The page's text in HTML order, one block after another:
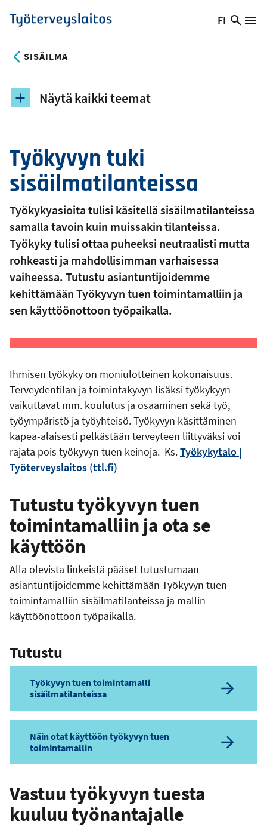
Hyppää
pääsisältöön
Työterveyslaitos
Vaihda
FI
Hae
SISÄILMA
Työkyvyn tuki
sisäilmatilanteissa
Työkykyasioita tulisi käsitellä sisäilmatilanteissa
samalla tavoin kuin muissakin tilanteissa.
Työkyky tulisi ottaa puheeksi neutraalisti mutta
rohkeasti ja mahdollisimman varhaisessa
vaiheessa. Tutustu asiantuntijoidemme
kehittämään Työkyvyn tuen toimintamalliin ja
sen käyttöönottoon työpaikalla.
Ihmisen työkyky on moniulotteinen kokonaisuus.
Terveydentilan ja toimintakyvyn lisäksi työkykyyn
vaikuttavat mm. koulutus ja osaaminen sekä työ,
työympäristö ja työyhteisö. Työkyvyn käsittäminen
kapea-alaisesti pelkästään terveyteen liittyväksi voi
rajata pois työkyvyn tuen keinoja. Ks.Työkykytalo |
Työterveyslaitos (ttl.fi)
Tutustu työkyvyn tuen
toimintamalliin ja ota se
käyttöön
Alla olevista linkeistä pääset tutustumaan
asiantuntijoidemme kehittämään Työkyvyn tuen
toimintamalliin sisäilmatilanteissa ja mallin
käyttöönottoon työpaikalla.
Tutustu
Työkyvyn tuen toimintamalli
sisäilmatilanteissa
Näin otat käyttöön työkyvyn tuen
toimintamallin
Vastuu työkyvyn tuesta
kuuluu työnantajalle
Näytä kaikki teemat